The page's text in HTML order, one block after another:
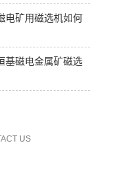
电矿用磁选机如何
基磁电金属矿磁选
US